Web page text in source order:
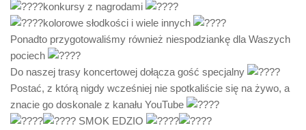
konkursy z nagrodami
kolorowe słodkości i wiele innych
Ponadto przygotowaliśmy również niespodziankę dla Waszych
pociech
Do naszej trasy koncertowej dołącza gość specjalny
Postać, z którą nigdy wcześniej nie spotkaliście się na żywo, a
znacie go doskonale z kanału YouTube
SMOK EDZIO